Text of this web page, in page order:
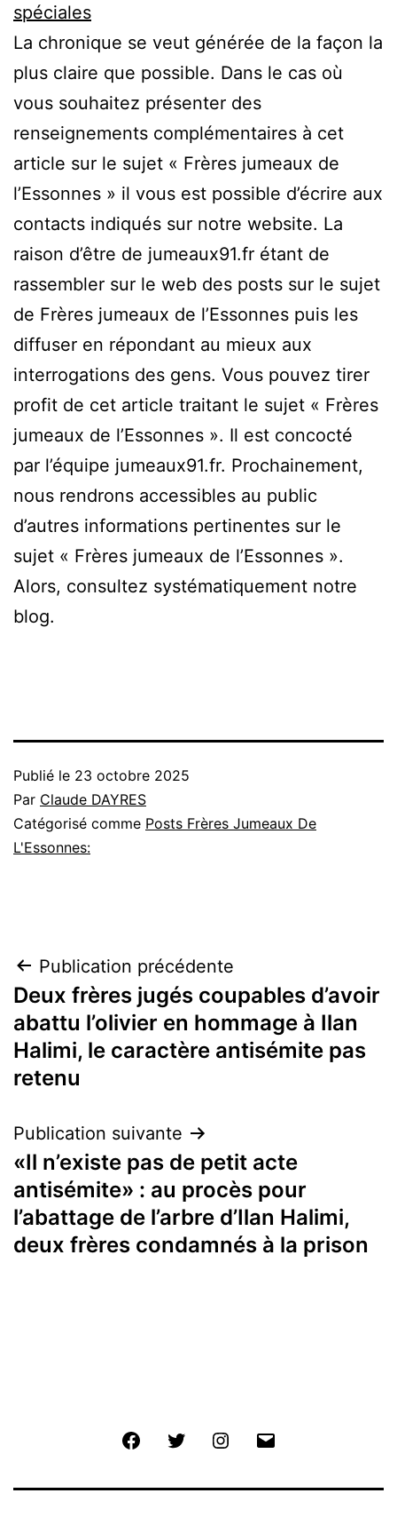
spéciales
La chronique se veut générée de la façon la
plus claire que possible. Dans le cas où
vous souhaitez présenter des
renseignements complémentaires à cet
article sur le sujet « Frères jumeaux de
l’Essonnes » il vous est possible d’écrire aux
contacts indiqués sur notre website. La
raison d’être de jumeaux91.fr étant de
rassembler sur le web des posts sur le sujet
de Frères jumeaux de l’Essonnes puis les
diffuser en répondant au mieux aux
interrogations des gens. Vous pouvez tirer
profit de cet article traitant le sujet « Frères
jumeaux de l’Essonnes ». Il est concocté
par l’équipe jumeaux91.fr. Prochainement,
nous rendrons accessibles au public
d’autres informations pertinentes sur le
sujet « Frères jumeaux de l’Essonnes ».
Alors, consultez systématiquement notre
blog.
Publié le 23 octobre 2025
Par Claude DAYRES
Catégorisé comme Posts Frères Jumeaux De
L'Essonnes:
Navigation
de
l’article
Publication précédente
Deux frères jugés coupables d’avoir
abattu l’olivier en hommage à Ilan
Halimi, le caractère antisémite pas
retenu
Publication suivante
«Il n’existe pas de petit acte
antisémite» : au procès pour
l’abattage de l’arbre d’Ilan Halimi,
deux frères condamnés à la prison
FacebookTwitter Instagram